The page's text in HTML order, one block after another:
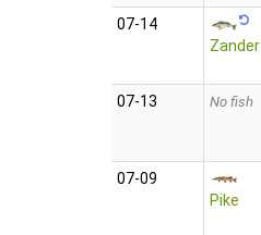
07‑14
Zander
07‑13 No fish
07‑09
Pike